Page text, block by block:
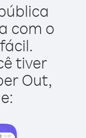
com o
tiver
Out,